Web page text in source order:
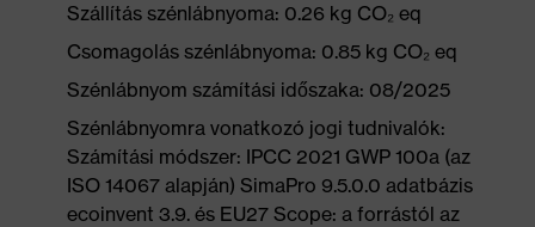
Szállítás szénlábnyoma: 0.26 kg CO₂ eq
Csomagolás szénlábnyoma: 0.85 kg CO₂ eq
Szénlábnyom számítási időszaka: 08/2025
Szénlábnyomra vonatkozó jogi tudnivalók:
Számítási módszer: IPCC 2021 GWP 100a (az
ISO 14067 alapján) SimaPro 9.5.0.0 adatbázis
ecoinvent 3.9. és EU27 Scope: a forrástól az